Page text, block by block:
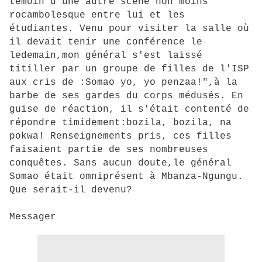
rocambolesque entre lui et les
étudiantes. Venu pour visiter la salle où
il devait tenir une conférence le
ledemain,mon général s'est laissé
titiller par un groupe de filles de l'ISP
aux cris de :Somao yo, yo penzaa!",à la
barbe de ses gardes du corps médusés. En
guise de réaction, il s'était contenté de
répondre timidement:bozila, bozila, na
pokwa! Renseignements pris, ces filles
faisaient partie de ses nombreuses
conquêtes. Sans aucun doute,le général
Somao était omniprésent à Mbanza-Ngungu.
Que serait-il devenu?
Messager